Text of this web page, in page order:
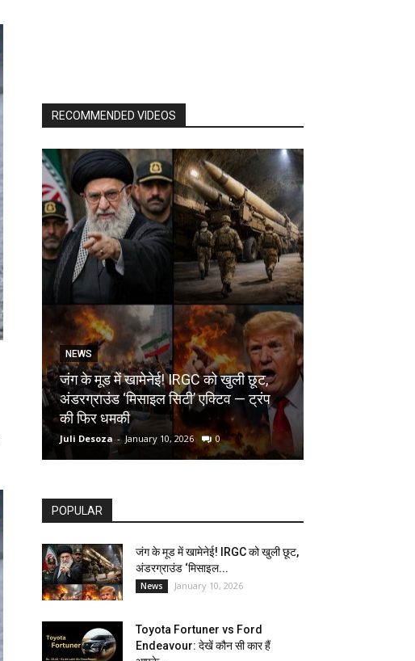
RECOMMENDED VIDEOS
NEWS
जंग के मूड में खामेनेई! IRGC को खुली छूट,
अंडरग्राउंड ‘मिसाइल सिटी’ एक्टिव — ट्रंप
की फिर धमकी
Juli Desoza - January 10, 2026 0
POPULAR
जंग के मूड में खामेनेई! IRGC को खुली छूट,
अंडरग्राउंड ‘मिसाइल...
News January 10, 2026
Toyota Fortuner vs Ford
Endeavour: देखें कौन सी कार हैं